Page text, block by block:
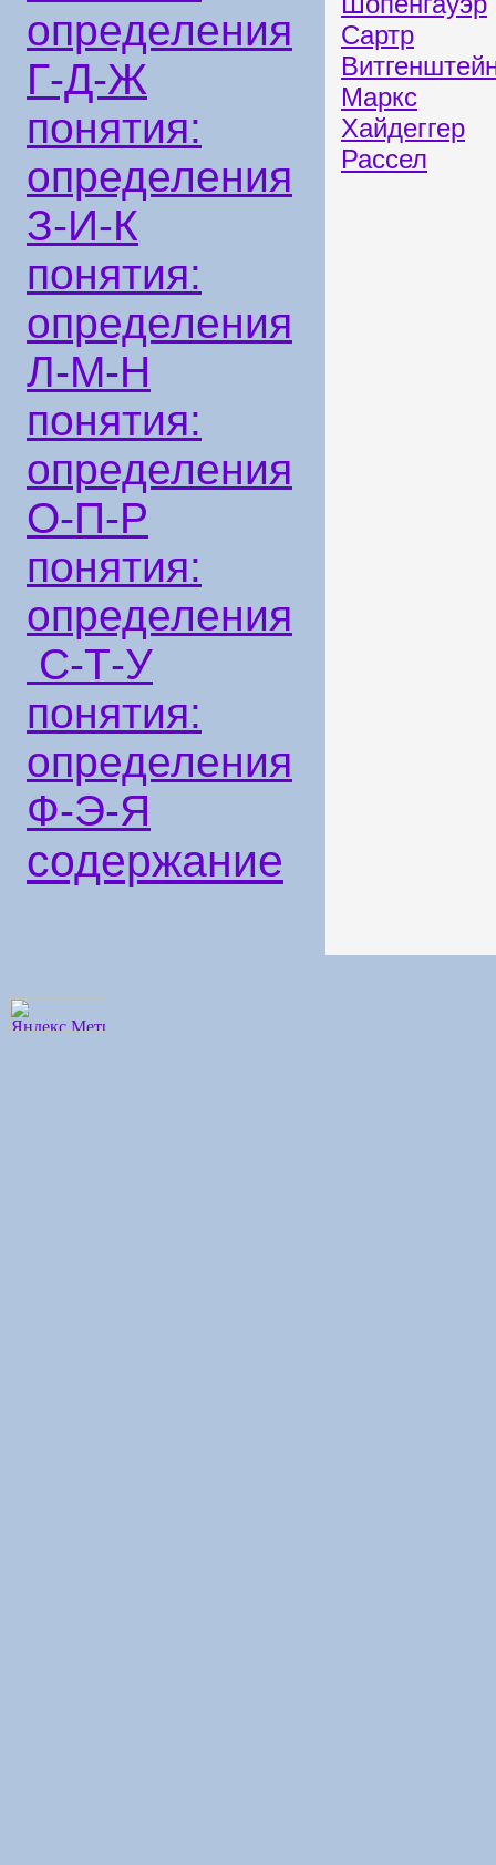
определения
Г-Д-Ж
понятия:
определения
З-И-К
понятия:
определения
Л-М-Н
понятия:
определения
О-П-Р
понятия:
определения
С-Т-У
понятия:
определения
Ф-Э-Я
содержание
Сартр
Маркс
Хайдеггер
Рассел